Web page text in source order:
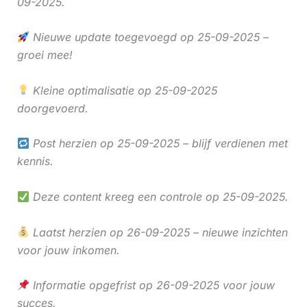
Nieuwe update toegevoegd op 25-09-2025 –
groei mee!
Kleine optimalisatie op 25-09-2025
doorgevoerd.
Post herzien op 25-09-2025 – blijf verdienen met
kennis.
Deze content kreeg een controle op 25-09-2025.
Laatst herzien op 26-09-2025 – nieuwe inzichten
voor jouw inkomen.
Informatie opgefrist op 26-09-2025 voor jouw
succes.